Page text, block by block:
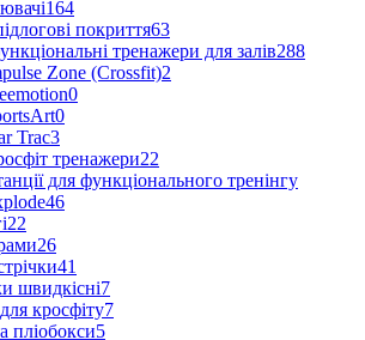
164
покриття63
тренажери для залів288
Zone (Crossfit)2
0
0
Trac3
тренажери22
для функціонального тренінгу
46
22
26
41
швидкісні7
кросфіту7
пліобокси5